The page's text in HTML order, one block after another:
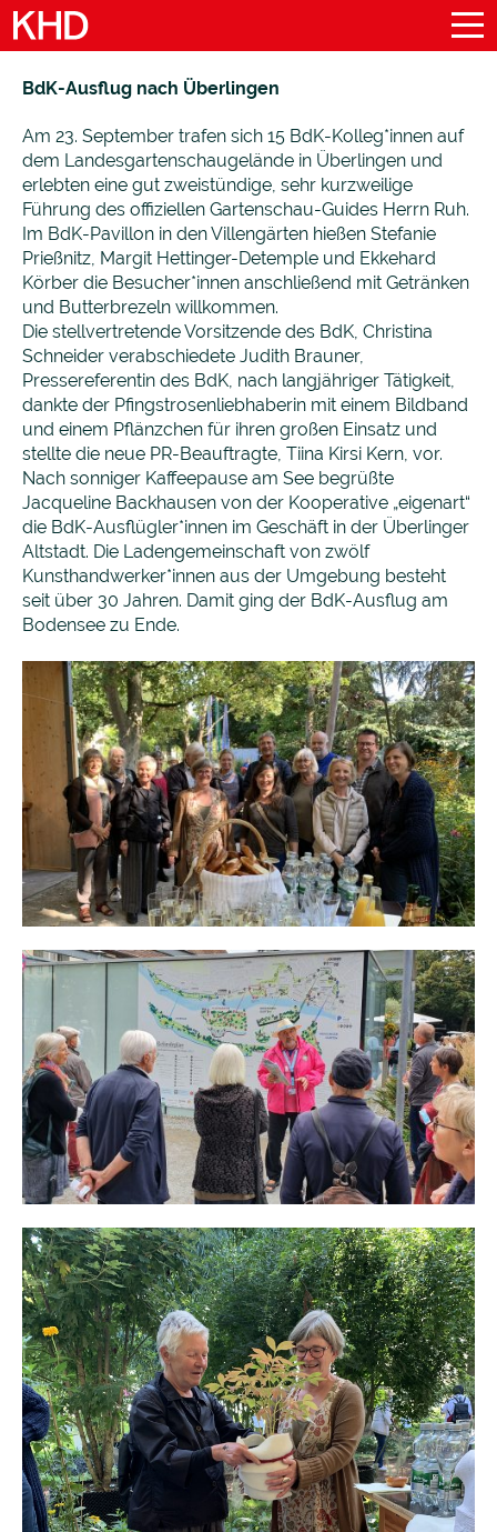
BdK-Ausflug nach Überlingen
Am 23. September trafen sich 15 BdK-Kolleg*innen auf
dem Landesgartenschaugelände in Überlingen und
erlebten eine gut zweistündige, sehr kurzweilige
Führung des offiziellen Gartenschau-Guides Herrn Ruh.
Im BdK-Pavillon in den Villengärten hießen Stefanie
Prießnitz, Margit Hettinger-Detemple und Ekkehard
Körber die Besucher*innen anschließend mit Getränken
und Butterbrezeln willkommen.
Die stellvertretende Vorsitzende des BdK, Christina
Schneider verabschiedete Judith Brauner,
Pressereferentin des BdK, nach langjähriger Tätigkeit,
dankte der Pfingstrosenliebhaberin mit einem Bildband
und einem Pflänzchen für ihren großen Einsatz und
stellte die neue PR-Beauftragte, Tiina Kirsi Kern, vor.
Nach sonniger Kaffeepause am See begrüßte
Jacqueline Backhausen von der Kooperative „eigenart“
die BdK-Ausflügler*innen im Geschäft in der Überlinger
Altstadt. Die Ladengemeinschaft von zwölf
Kunsthandwerker*innen aus der Umgebung besteht
seit über 30 Jahren. Damit ging der BdK-Ausflug am
Bodensee zu Ende.